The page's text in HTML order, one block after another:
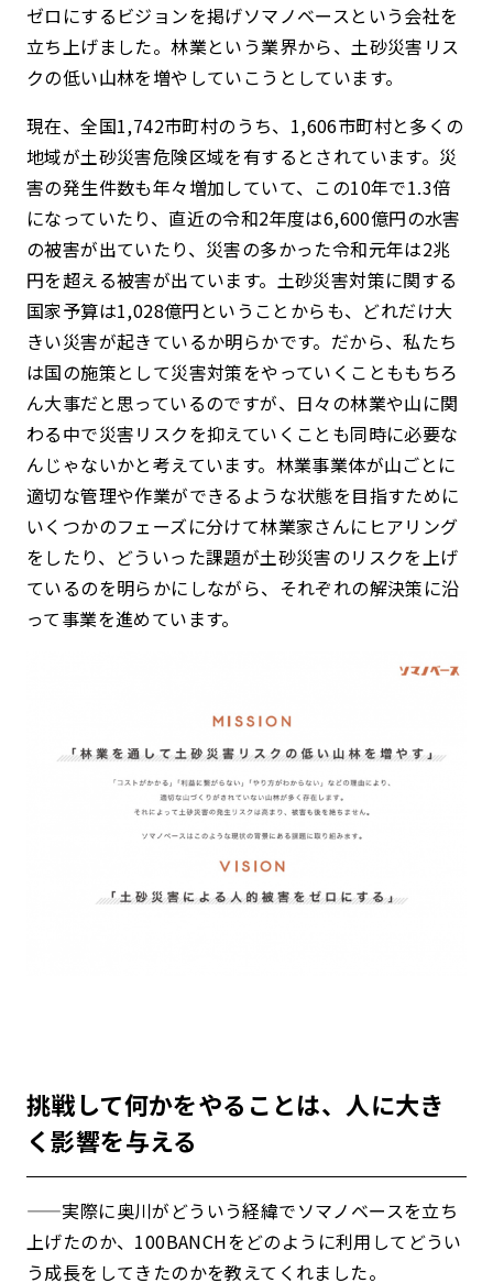
ゼロにするビジョンを掲げソマノベースという会社を
立ち上げました。林業という業界から、土砂災害リス
クの低い山林を増やしていこうとしています。
現在、全国1,742市町村のうち、1,606市町村と多くの
地域が土砂災害危険区域を有するとされています。災
害の発生件数も年々増加していて、この10年で1.3倍
になっていたり、直近の令和2年度は6,600億円の水害
の被害が出ていたり、災害の多かった令和元年は2兆
円を超える被害が出ています。土砂災害対策に関する
国家予算は1,028億円ということからも、どれだけ大
きい災害が起きているか明らかです。だから、私たち
は国の施策として災害対策をやっていくことももちろ
ん大事だと思っているのですが、日々の林業や山に関
わる中で災害リスクを抑えていくことも同時に必要な
んじゃないかと考えています。林業事業体が山ごとに
適切な管理や作業ができるような状態を目指すために
いくつかのフェーズに分けて林業家さんにヒアリング
をしたり、どういった課題が土砂災害のリスクを上げ
ているのを明らかにしながら、それぞれの解決策に沿
って事業を進めています。
挑戦して何かをやることは、人に大き
く影響を与える
——実際に奥川がどういう経緯でソマノベースを立ち
上げたのか、100BANCHをどのように利用してどうい
う成長をしてきたのかを教えてくれました。